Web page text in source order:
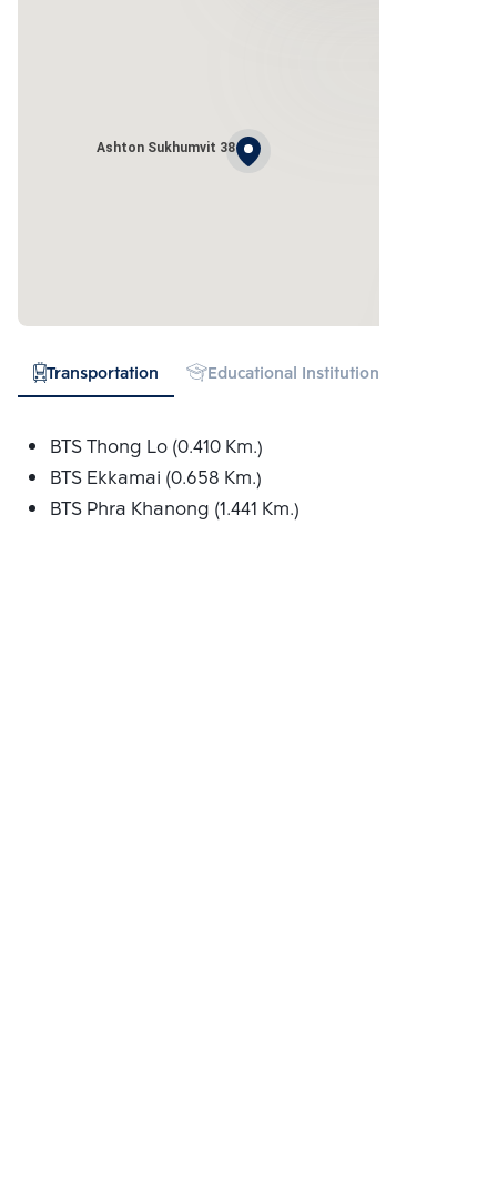
Ashton Sukhumvit 38
Transportation Educational Institution
BTS Thong Lo (0.410 Km.)
BTS Ekkamai (0.658 Km.)
BTS Phra Khanong (1.441 Km.)